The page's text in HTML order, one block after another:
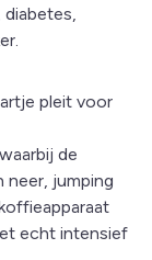
diabetes,
pleit voor
de
neer, jumping
echt intensief